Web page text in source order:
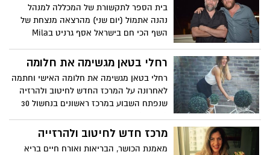
בית הספר לתקשורת של המכללה למנהל
נהנה אתמול (יום שני) מהרצאה מנצחת של
השף הכי חם בישראל אסף גרניט בMila
רחלי בטאן מגשימה את חלומה
רחלי בטאן מגשימה את חלומה האישי וחתמה
לאחרונה על המרכז החדש לחיטוב ולהרזיה
שנפתח השבוע במרכז ראשונים בנחשול 30
מרכז חדש לחיטוב ולהרזייה
מאמנת הכושר, הבריאות ואורח חיים בריא